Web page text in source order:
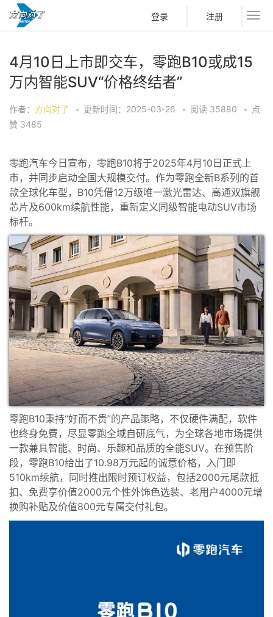
登录 注册
4月10日上市即交车，零跑B10或成15
万内智能SUV“价格终结者”​
作者： 方向对了 • 更新时间：2025-03-26 • 阅读 35880 • 点
赞 3485
零跑汽车今日宣布，零跑B10将于2025年4月10日正式上
市，并同步启动全国大规模交付。作为零跑全新B系列的首
款全球化车型，B10凭借12万级唯一激光雷达、高通双旗舰
芯片及600km续航性能，重新定义同级智能电动SUV市场
标杆。
零跑B10秉持“好而不贵”的产品策略，不仅硬件满配，软件
也终身免费，尽显零跑全域自研底气，为全球各地市场提供
一款兼具智能、时尚、乐趣和品质的全能SUV。在预售阶
段，零跑B10给出了10.98万元起的诚意价格，入门即
510km续航，同时推出限时预订权益，包括2000元尾款抵
扣、免费享价值2000元个性外饰色选装、老用户4000元增
换购补贴及价值800元专属交付礼包。